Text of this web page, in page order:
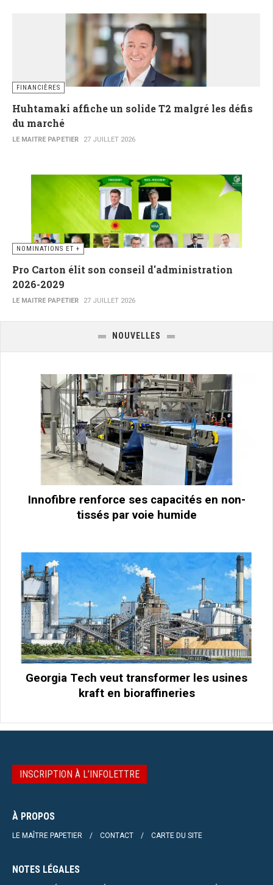
FINANCIÈRES
Huhtamaki affiche un solide T2 malgré les défis
du marché
LE MAITRE PAPETIER 27 JUILLET 2026
NOMINATIONS ET +
Pro Carton élit son conseil d'administration
2026-2029
LE MAITRE PAPETIER 27 JUILLET 2026
NOUVELLES
Innofibre renforce ses capacités en non-
tissés par voie humide
Georgia Tech veut transformer les usines
kraft en bioraffineries
INSCRIPTION À L’INFOLETTRE
À PROPOS
LE MAÎTRE PAPETIER CONTACT CARTE DU SITE
NOTES LÉGALES